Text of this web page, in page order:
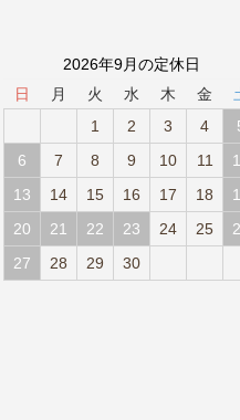
2026年9月の定休日
日
月 火 水 木 金
1
2 3 4
6
7 8 9 10 11
13
14 15 16 17 18
20
21 22 23 24 25
27
28 29 30